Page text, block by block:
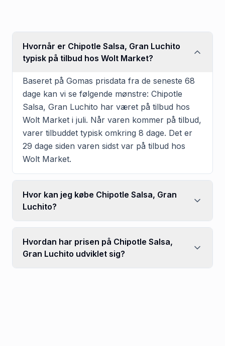
Hvornår er Chipotle Salsa, Gran Luchito
typisk på tilbud hos Wolt Market?
Baseret på Gomas prisdata fra de seneste 68
dage kan vi se følgende mønstre: Chipotle
Salsa, Gran Luchito har været på tilbud hos
Wolt Market i juli. Når varen kommer på tilbud,
varer tilbuddet typisk omkring 8 dage. Det er
29 dage siden varen sidst var på tilbud hos
Wolt Market.
Hvor kan jeg købe Chipotle Salsa, Gran
Luchito?
Hvordan har prisen på Chipotle Salsa,
Gran Luchito udviklet sig?